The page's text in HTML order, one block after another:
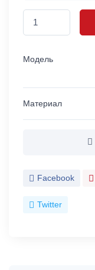
Модель
Материал
Facebook
Twitter